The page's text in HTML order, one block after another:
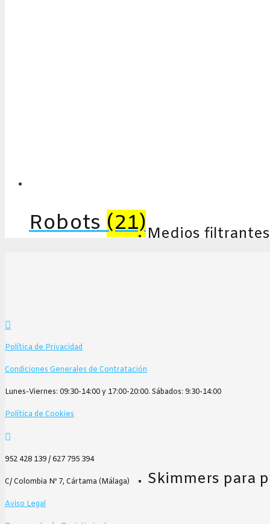
Medios filtrantes
Skimmers para
Robots(21)
Política de Privacidad
Condiciones Generales de Contratación
Lunes-Viernes: 09:30-14:00 y 17:00-20:00. Sábados: 9:30-14:00
Política de Cookies
952 428 139 / 627 795 394
C/ Colombia Nº 7, Cártama (Málaga)
Aviso Legal